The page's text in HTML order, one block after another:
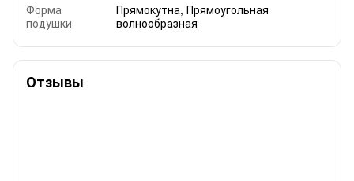
Форма
подушки
Прямокутна, Прямоугольная
волнообразная
Отзывы